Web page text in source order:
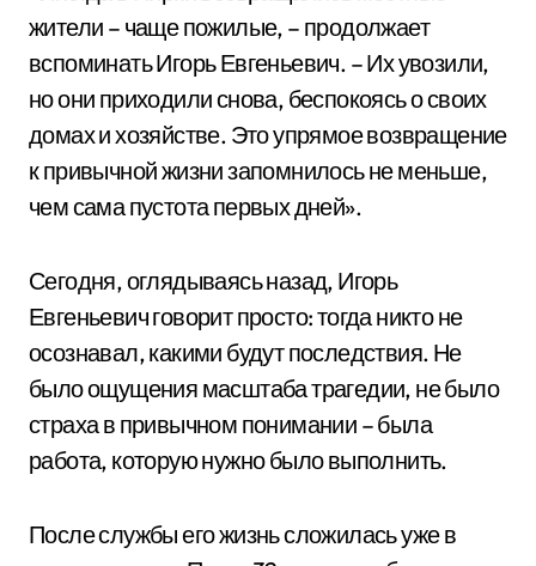
жители – чаще пожилые, – продолжает
вспоминать Игорь Евгеньевич. – Их увозили,
но они приходили снова, беспокоясь о своих
домах и хозяйстве. Это упрямое возвращение
к привычной жизни запомнилось не меньше,
чем сама пустота первых дней».
Сегодня, оглядываясь назад, Игорь
Евгеньевич говорит просто: тогда никто не
осознавал, какими будут последствия. Не
было ощущения масштаба трагедии, не было
страха в привычном понимании – была
работа, которую нужно было выполнить.
После службы его жизнь сложилась уже в